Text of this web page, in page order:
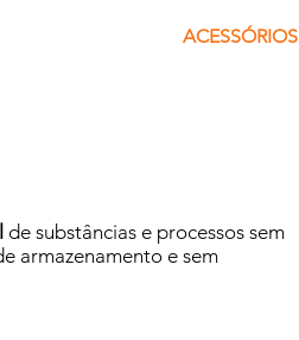
ACESSÓRIOS
de substâncias e processos sem
armazenamento e sem